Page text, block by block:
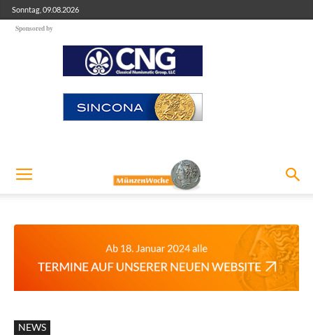
Sonntag, 09.08.2026
Sponsored by
NEWS